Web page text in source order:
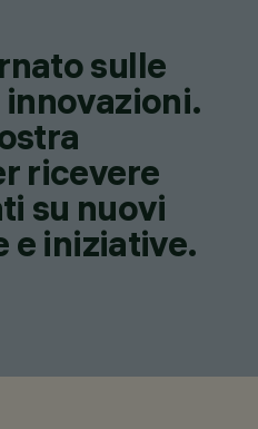
sulle
ricevere
su nuovi
e iniziative.